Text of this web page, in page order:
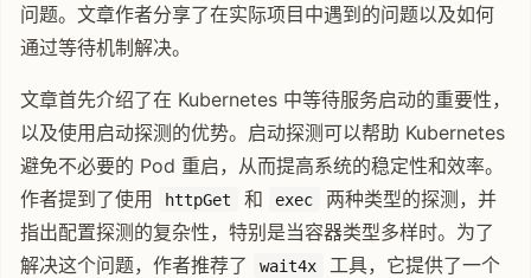
问题。文章作者分享了在实际项目中遇到的问题以及如何
通过等待机制解决。
文章首先介绍了在 Kubernetes 中等待服务启动的重要性，
以及使用启动探测的优势。启动探测可以帮助 Kubernetes
避免不必要的 Pod 重启，从而提高系统的稳定性和效率。
作者提到了使用
httpGet 和 exec
两种类型的探测，并
指出配置探测的复杂性，特别是当容器类型多样时。为了
解决这个问题，作者推荐了
wait4x
工具，它提供了一个